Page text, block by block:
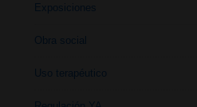
Exposiciones
Obra social
Uso terapéutico